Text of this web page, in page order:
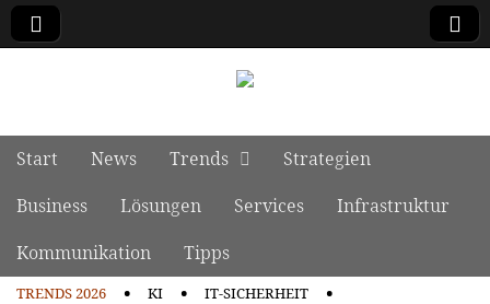
Main menu
Skip to content
Start News Trends
Strategien
Business
Lösungen Services
Infrastruktur
Kommunikation
Tipps
TRENDS 2026 KI
IT-SICHERHEIT